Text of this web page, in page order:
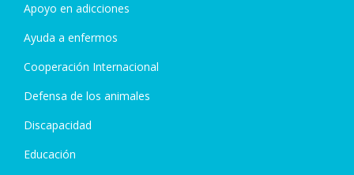
Apoyo en adicciones
Ayuda a enfermos
Cooperación Internacional
Defensa de los animales
Discapacidad
Educación